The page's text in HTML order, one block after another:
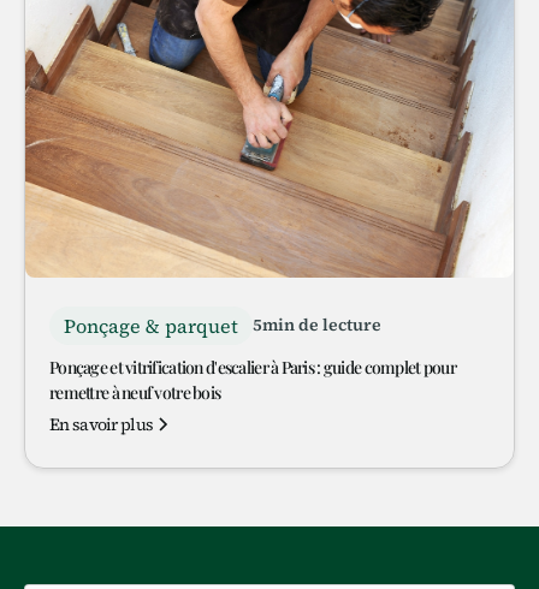
Ponçage & parquet 5min de lecture
Ponçage et vitrification d'escalier à Paris : guide complet pour
remettre à neuf votre bois
En savoir plus